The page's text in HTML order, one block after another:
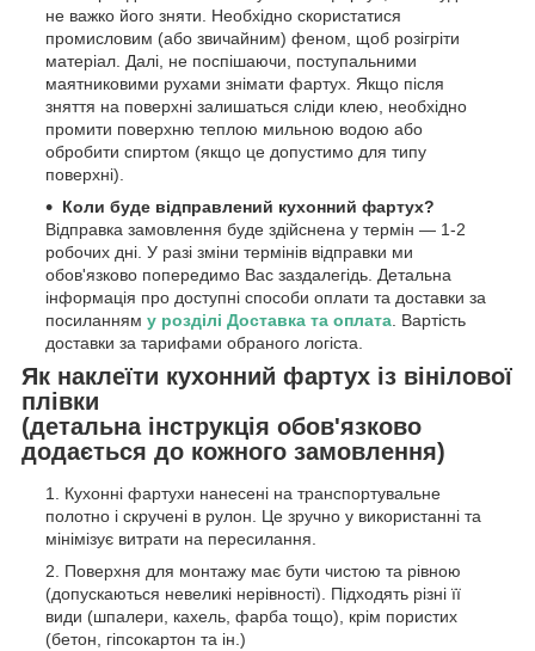
не важко його зняти. Необхідно скористатися
промисловим (або звичайним) феном, щоб розігріти
матеріал. Далі, не поспішаючи, поступальними
маятниковими рухами знімати фартух. Якщо після
зняття на поверхні залишаться сліди клею, необхідно
промити поверхню теплою мильною водою або
обробити спиртом (якщо це допустимо для типу
поверхні).
Коли буде відправлений кухонний фартух?
Відправка замовлення буде здійснена у термін — 1-2
робочих дні. У разі зміни термінів відправки ми
обов'язково попередимо Вас заздалегідь. Детальна
інформація про доступні способи оплати та доставки за
посиланням у розділі Доставка та оплата . Вартість
доставки за тарифами обраного логіста.
Як наклеїти кухонний фартух із вінілової
плівки
(детальна інструкція обов'язково
додається до кожного замовлення)
Кухонні фартухи нанесені на транспортувальне
полотно і скручені в рулон. Це зручно у використанні та
мінімізує витрати на пересилання.
Поверхня для монтажу має бути чистою та рівною
(допускаються невеликі нерівності). Підходять різні її
види (шпалери, кахель, фарба тощо), крім пористих
(бетон, гіпсокартон та ін.)